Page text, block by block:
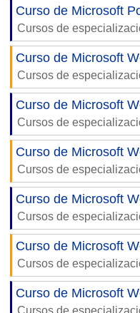
Curso de Microsoft
Cursos de
Curso de Microsoft
Cursos de
Curso de Microsoft
Cursos de
Curso de Microsoft
Cursos de
Curso de Microsoft
Cursos de
Curso de Microsoft
Cursos de
Curso de Microsoft
Cursos de